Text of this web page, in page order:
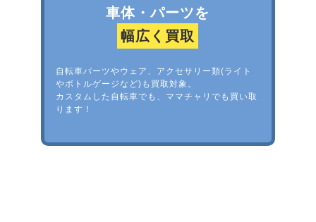
車体・パーツを
幅広く買取
自転車パーツやウェア、アクセサリー類(ライト
やボトルゲージなど)も買取対象。
カスタムした自転車でも、ママチャリでも買い取
ります！